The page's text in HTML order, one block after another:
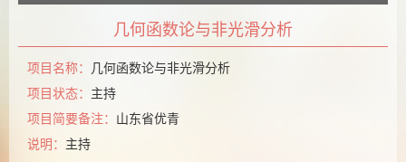
几何函数论与非光滑分析
项目名称：
几何函数论与非光滑分析
项目状态： 主持
项目简要备注： 山东省优青
说明： 主持